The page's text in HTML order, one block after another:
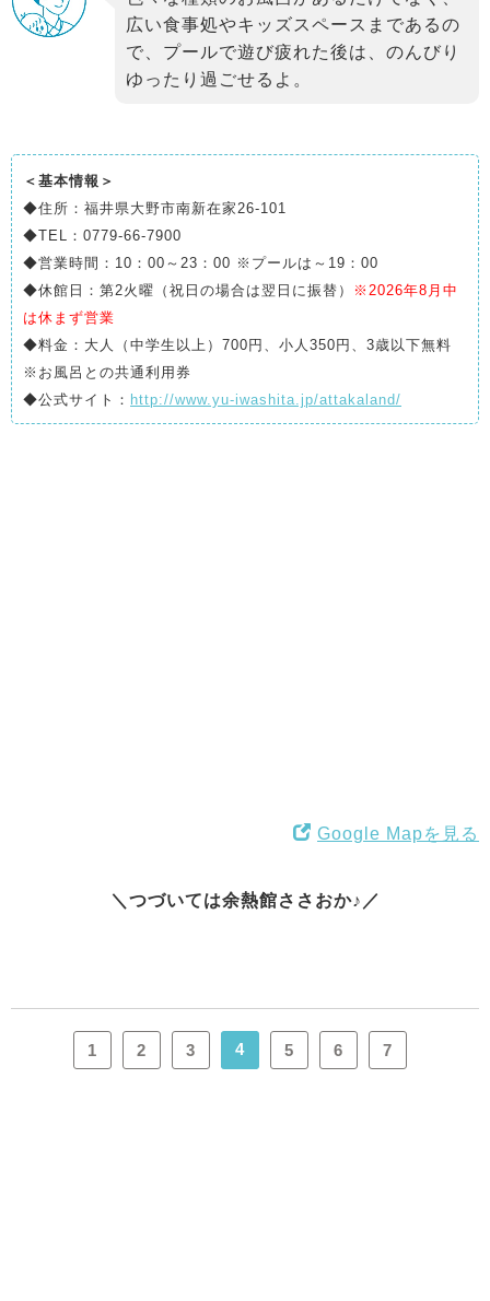
広い食事処やキッズスペースまであるの
で、プールで遊び疲れた後は、のんびり
ゆったり過ごせるよ。
＜基本情報＞
◆住所：福井県大野市南新在家26-101
◆TEL：0779-66-7900
◆営業時間：10：00～23：00 ※プールは～19：00
◆休館日：第2火曜（祝日の場合は翌日に振替）
※2026年8月中
は休まず営業
◆料金：大人（中学生以上）700円、小人350円、3歳以下無料
※お風呂との共通利用券
◆公式サイト： http://www.yu-iwashita.jp/attakaland/
Google Mapを見る
＼つづいては余熱館ささおか♪／
1 2 3 4 5 6 7